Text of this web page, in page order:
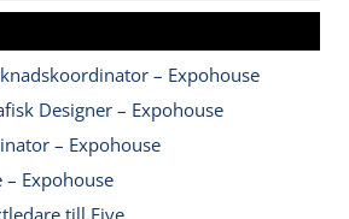
– Expohouse
Designer – Expohouse
– Expohouse
Expohouse
till Five